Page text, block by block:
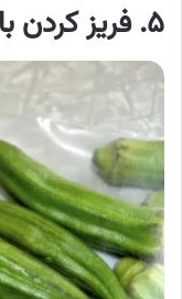
۵. فریز کردن بامیه